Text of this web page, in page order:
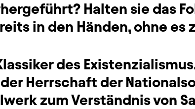
Halten sie das
in den Händen, ohne es
des
der Herrschaft der
zum Verständnis von